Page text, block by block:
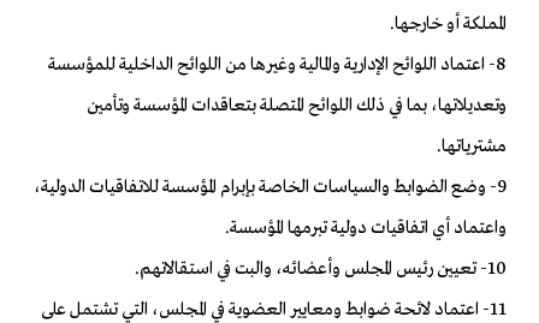
المملكة أو خارجها.
8- اعتماد اللوائح الإدارية والمالية وغيرها من اللوائح الداخلية للمؤسسة
وتعديلاتها، بما في ذلك اللوائح المتصلة بتعاقدات المؤسسة وتأمين
مشترياتها.
9- وضع الضوابط والسياسات الخاصة بإبرام المؤسسة للاتفاقيات الدولية،
واعتماد أي اتفاقيات دولية تبرمها المؤسسة.
10- تعيين رئيس المجلس وأعضائه، والبت في استقالاتهم.
11- اعتماد لائحة ضوابط ومعايير العضوية في المجلس، التي تشتمل على